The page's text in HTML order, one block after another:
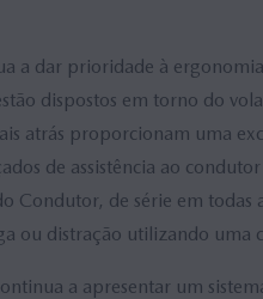
a dar prioridade à
dispostos em torno do
atrás proporcionam uma
de assistência ao
Condutor, de série em todas
ou distração utilizando uma
a apresentar um